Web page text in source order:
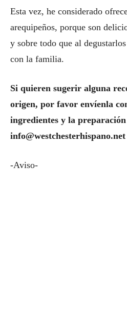
Esta vez, he considerado
arequipeños, porque son
y sobre todo que al
con la familia.
Si quieren sugerir alguna
origen, por favor envíenla
ingredientes y la
info@westchesterhispano.net
-Aviso-